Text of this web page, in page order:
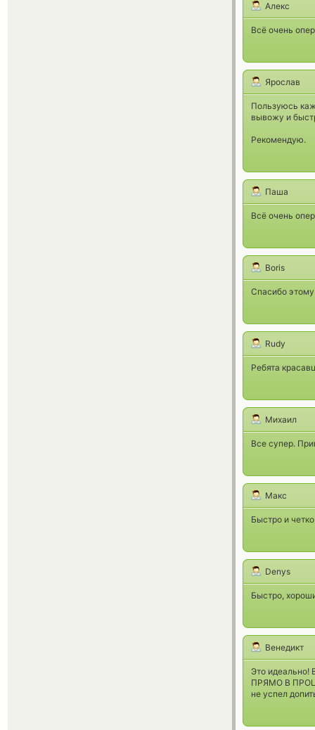
Алекс
Всё очень
Ярослав
Пользуюсь
вывожу и
Рекомендую.
Паша
Всё очень
Boris
Спасибо
Rudy
Ребята
Михаил
Все супер.
Макс
Быстро и
Denys
Быстро,
Венедикт
Это идеально!
ПРЯМО В
не успел